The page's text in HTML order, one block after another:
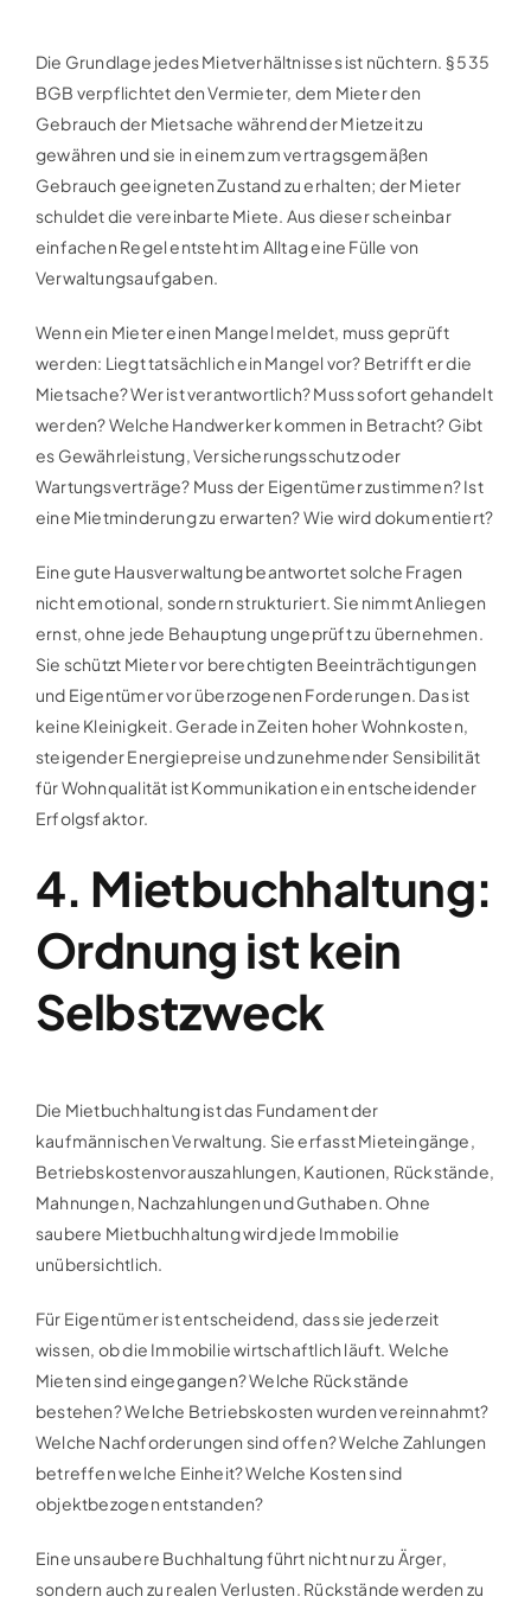
Die Grundlage jedes Mietverhältnisses ist nüchtern. § 535
BGB verpflichtet den Vermieter, dem Mieter den
Gebrauch der Mietsache während der Mietzeit zu
gewähren und sie in einem zum vertragsgemäßen
Gebrauch geeigneten Zustand zu erhalten; der Mieter
schuldet die vereinbarte Miete. Aus dieser scheinbar
einfachen Regel entsteht im Alltag eine Fülle von
Verwaltungsaufgaben.
Wenn ein Mieter einen Mangel meldet, muss geprüft
werden: Liegt tatsächlich ein Mangel vor? Betrifft er die
Mietsache? Wer ist verantwortlich? Muss sofort gehandelt
werden? Welche Handwerker kommen in Betracht? Gibt
es Gewährleistung, Versicherungsschutz oder
Wartungsverträge? Muss der Eigentümer zustimmen? Ist
eine Mietminderung zu erwarten? Wie wird dokumentiert?
Eine gute Hausverwaltung beantwortet solche Fragen
nicht emotional, sondern strukturiert. Sie nimmt Anliegen
ernst, ohne jede Behauptung ungeprüft zu übernehmen.
Sie schützt Mieter vor berechtigten Beeinträchtigungen
und Eigentümer vor überzogenen Forderungen. Das ist
keine Kleinigkeit. Gerade in Zeiten hoher Wohnkosten,
steigender Energiepreise und zunehmender Sensibilität
für Wohnqualität ist Kommunikation ein entscheidender
Erfolgsfaktor.
4. Mietbuchhaltung:
Ordnung ist kein
Selbstzweck
Die Mietbuchhaltung ist das Fundament der
kaufmännischen Verwaltung. Sie erfasst Mieteingänge,
Betriebskostenvorauszahlungen, Kautionen, Rückstände,
Mahnungen, Nachzahlungen und Guthaben. Ohne
saubere Mietbuchhaltung wird jede Immobilie
unübersichtlich.
Für Eigentümer ist entscheidend, dass sie jederzeit
wissen, ob die Immobilie wirtschaftlich läuft. Welche
Mieten sind eingegangen? Welche Rückstände
bestehen? Welche Betriebskosten wurden vereinnahmt?
Welche Nachforderungen sind offen? Welche Zahlungen
betreffen welche Einheit? Welche Kosten sind
objektbezogen entstanden?
Eine unsaubere Buchhaltung führt nicht nur zu Ärger,
sondern auch zu realen Verlusten. Rückstände werden zu